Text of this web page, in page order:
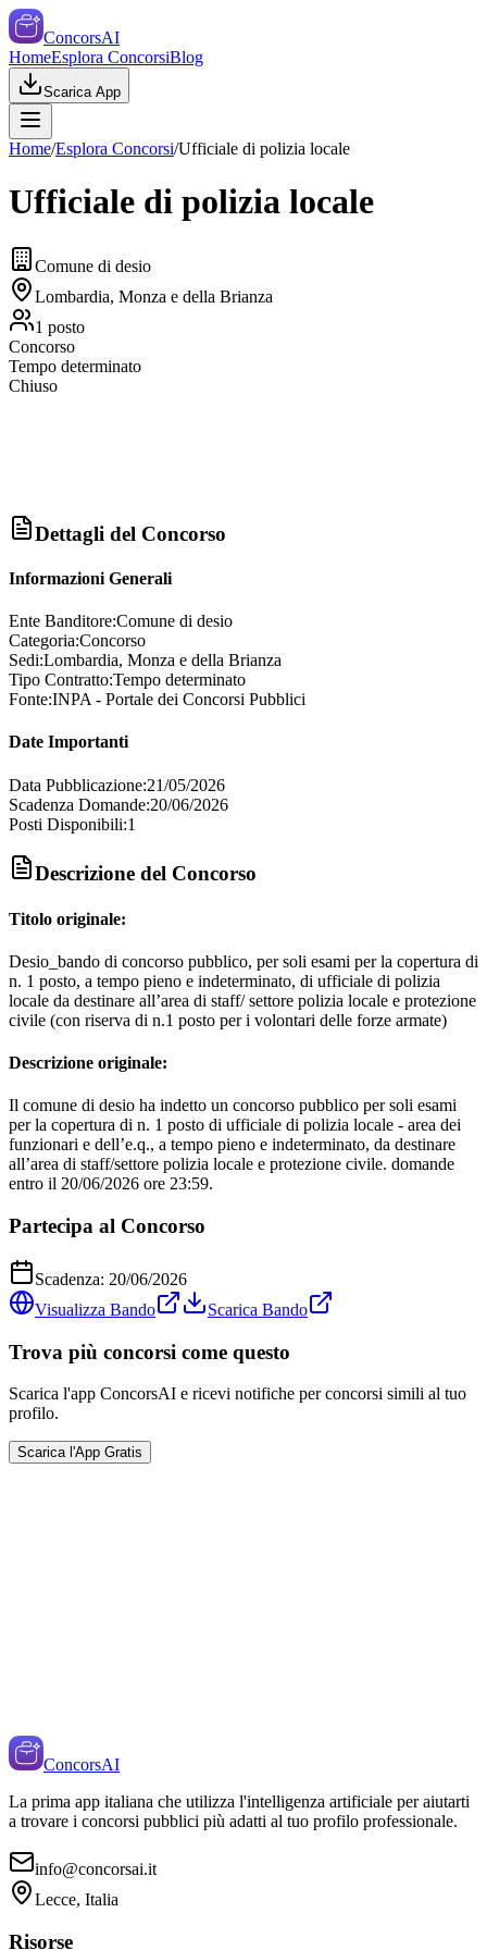
ConcorsAI
HomeEsplora ConcorsiBlog
Scarica App
Home/Esplora Concorsi/Ufficiale di polizia locale
Ufficiale di polizia locale
Comune di desio
Lombardia, Monza e della Brianza
1 posto
Concorso
Tempo determinato
Chiuso
Dettagli del Concorso
Informazioni Generali
Ente Banditore:Comune di desio
Categoria:Concorso
Sedi:Lombardia, Monza e della Brianza
Tipo Contratto:Tempo determinato
Fonte:INPA - Portale dei Concorsi Pubblici
Date Importanti
Data Pubblicazione:21/05/2026
Scadenza Domande:20/06/2026
Posti Disponibili:1
Descrizione del Concorso
Titolo originale:
Desio_bando di concorso pubblico, per soli esami per la copertura di
n. 1 posto, a tempo pieno e indeterminato, di ufficiale di polizia
locale da destinare all’area di staff/ settore polizia locale e protezione
civile (con riserva di n.1 posto per i volontari delle forze armate)
Descrizione originale:
Il comune di desio ha indetto un concorso pubblico per soli esami
per la copertura di n. 1 posto di ufficiale di polizia locale - area dei
funzionari e dell’e.q., a tempo pieno e indeterminato, da destinare
all’area di staff/settore polizia locale e protezione civile. domande
entro il 20/06/2026 ore 23:59.
Partecipa al Concorso
Scadenza: 20/06/2026
Visualizza Bando
Scarica Bando
Trova più concorsi come questo
Scarica l'app ConcorsAI e ricevi notifiche per concorsi simili al tuo
profilo.
Scarica l'App Gratis
ConcorsAI
La prima app italiana che utilizza l'intelligenza artificiale per aiutarti
a trovare i concorsi pubblici più adatti al tuo profilo professionale.
info@concorsai.it
Lecce, Italia
Risorse